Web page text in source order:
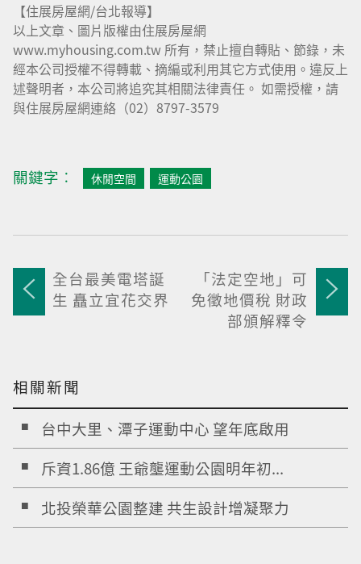
【住展房屋網/台北報導】
以上文章、圖片版權由住展房屋網
www.myhousing.com.tw 所有，禁止擅自轉貼、節錄，未
經本公司授權不得轉載、摘編或利用其它方式使用。違反上
述聲明者，本公司將追究其相關法律責任。 如需授權，請
與住展房屋網連絡（02）8797-3579
關鍵字︰ 休閒空間 運動公園
全台最美電塔誕
生 矗立宜花交界
「法定空地」可
免徵地價稅 財政
部頒解釋令
相關新聞
台中大里、潭子運動中心 望年底啟用
斥資1.86億 王爺壟運動公園明年初...
北投榮華公園整建 共生設計增凝聚力